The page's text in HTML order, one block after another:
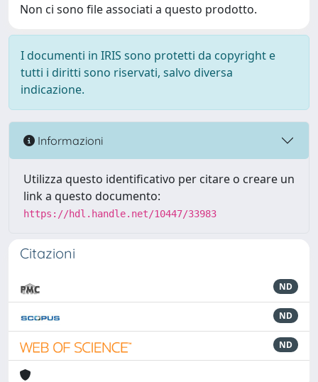
Non ci sono file associati a questo prodotto.
I documenti in IRIS sono protetti da copyright e
tutti i diritti sono riservati, salvo diversa
indicazione.
Informazioni
Utilizza questo identificativo per citare o creare un
link a questo documento:
https://hdl.handle.net/10447/33983
Citazioni
ND
ND
ND